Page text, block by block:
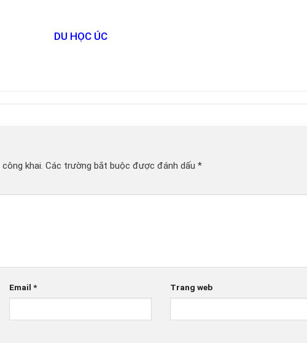
DU HỌC ÚC
khai. Các trường bắt buộc được đánh dấu *
Email * Trang web